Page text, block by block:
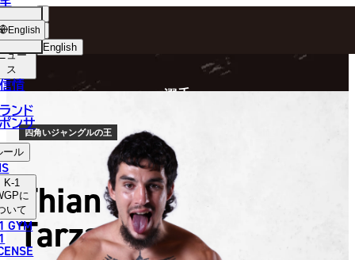
English
中文（简体）
中文（繁體）
ไทย
العربية
ョッ
プ
ュー
ス
情
ンド
ンサ
ール
K-1
に
いて
GYM
English
選手
四角いジャングルの王
Thian
Tarzan